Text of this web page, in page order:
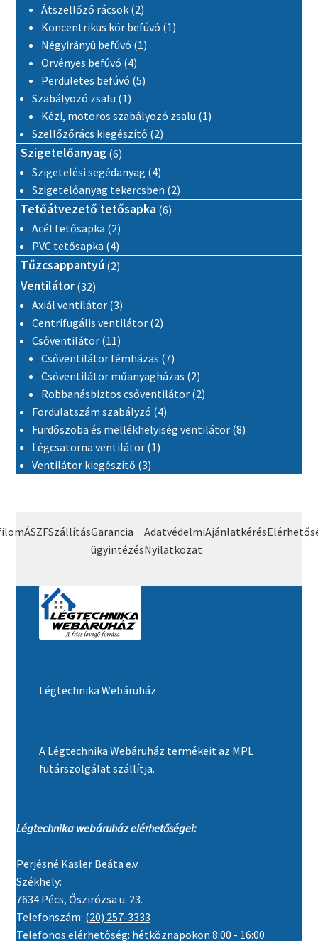
Átszellőző rácsok 22 termék
Koncentrikus kör befúvó 11 termék
Négyirányú befúvó 11 termék
Örvényes befúvó 44 termék
Perdületes befúvó 55 termék
Szabályozó zsalu 11 termék
Kézi, motoros szabályozó zsalu 11 termék
Szellőzőrács kiegészítő 22 termék
Szigetelőanyag 66 termék
Szigetelési segédanyag 44 termék
Szigetelőanyag tekercsben 22 termék
Tetőátvezető tetősapka 66 termék
Acél tetősapka 22 termék
PVC tetősapka 44 termék
Tűzcsappantyú 22 termék
Ventilátor 3232 termék
Axiál ventilátor 33 termék
Centrifugális ventilátor 22 termék
Csőventilátor 1111 termék
Csőventilátor fémházas 77 termék
Csőventilátor műanyagházas 22 termék
Robbanásbiztos csőventilátor 22 termék
Fordulatszám szabályzó 44 termék
Fürdőszoba és mellékhelyiség ventilátor 88 termék
Légcsatorna ventilátor 11 termék
Ventilátor kiegészítő 33 termék
ÁSZFSzállításGarancia
ügyintézés
Adatvédelmi
Nyilatkozat
Ajánlatkérés
Légtechnika Webáruház
A Légtechnika Webáruház termékeit az MPL
futárszolgálat szállítja.
Légtechnika webáruház elérhetőségei:
Perjésné Kasler Beáta e.v.
Székhely:
7634 Pécs, Őszirózsa u. 23.
Telefonszám: (20) 257-3333
Telefonos elérhetőség: hétköznapokon 8:00 - 16:00